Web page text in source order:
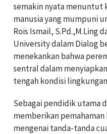
semakin nyata menuntut
manusia yang mumpuni
Rois Ismail, S.Pd.,M.Ling
University dalam Dialog
menekankan bahwa
sentral dalam
tengah kondisi
Sebagai pendidik utama
memberikan
mengenai tanda-tanda